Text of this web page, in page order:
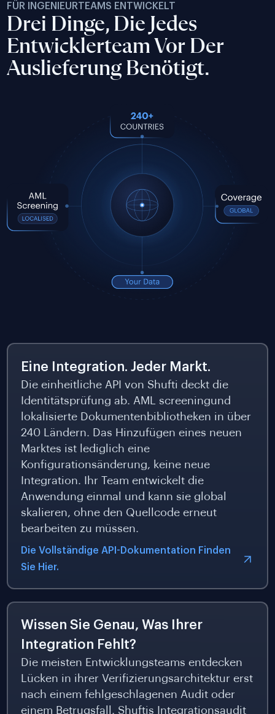
FÜR INGENIEURTEAMS ENTWICKELT
Drei Dinge, Die Jedes
Entwicklerteam Vor Der
Auslieferung Benötigt.
Eine Integration. Jeder Markt.
Die einheitliche API von Shufti deckt die
Identitätsprüfung ab. AML screeningund
lokalisierte Dokumentenbibliotheken in über
240 Ländern. Das Hinzufügen eines neuen
Marktes ist lediglich eine
Konfigurationsänderung, keine neue
Integration. Ihr Team entwickelt die
Anwendung einmal und kann sie global
skalieren, ohne den Quellcode erneut
bearbeiten zu müssen.
Die Vollständige API-Dokumentation Finden
Sie Hier.
Wissen Sie Genau, Was Ihrer
Integration Fehlt?
Die meisten Entwicklungsteams entdecken
Lücken in ihrer Verifizierungsarchitektur erst
nach einem fehlgeschlagenen Audit oder
einem Betrugsfall. Shuftis Integrationsaudit